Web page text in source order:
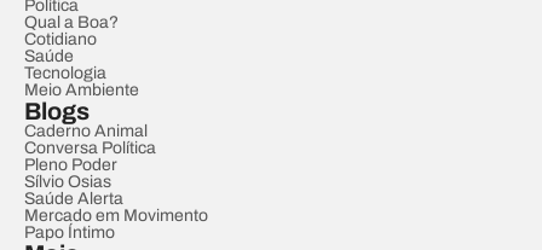
Política
Qual a Boa?
Cotidiano
Saúde
Tecnologia
Meio Ambiente
Blogs
Caderno Animal
Conversa Política
Pleno Poder
Sílvio Osias
Saúde Alerta
Mercado em Movimento
Papo Íntimo